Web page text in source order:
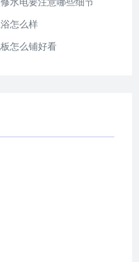
怎么样
怎么铺好看